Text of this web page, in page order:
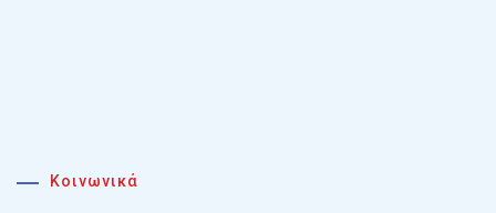
Κοινωνικά